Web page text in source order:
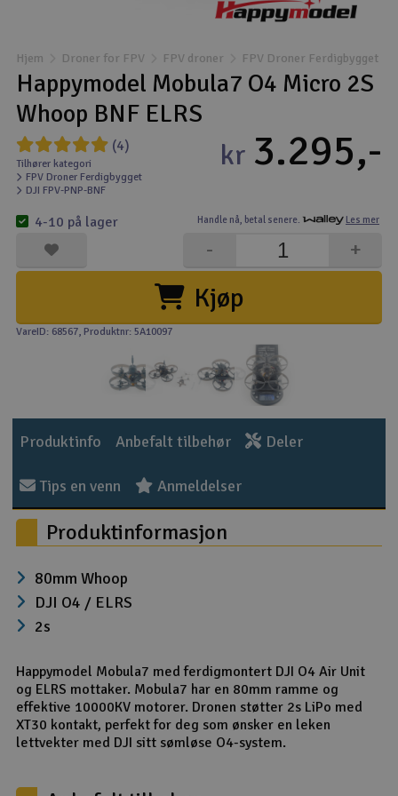
Droner
Droner for FPV
Fly
Helikopter
Kamerautstyr
Modellbygging, LEGO & byggesett
Modelljernbane
Motor & tilbehør
Outlet
Radioutstyr
Raketter
Solenergi
Verktøy, utstyr & tilbehør
Gavekort
Hjem Droner for FPV FPV droner FPV Droner Ferdigbygget
Happymodel Mobula7 O4 Micro 2S
Whoop BNF ELRS
(4)
Tilhører kategori
FPV Droner Ferdigbygget
DJI FPV-PNP-BNF
Handle nå, betal senere. Les mer
kr 3.295,-
Kjøp
+
-
4-10 på lager
VareID: 68567, Produktnr: 5A10097
Produktinfo Anbefalt tilbehør Deler
Tips en venn Anmeldelser
Produktinformasjon
80mm Whoop
DJI O4 / ELRS
2s
Happymodel Mobula7 med ferdigmontert DJI O4 Air Unit
og ELRS mottaker. Mobula7 har en 80mm ramme og
effektive 10000KV motorer. Dronen støtter 2s LiPo med
XT30 kontakt, perfekt for deg som ønsker en leken
lettvekter med DJI sitt sømløse O4-system.